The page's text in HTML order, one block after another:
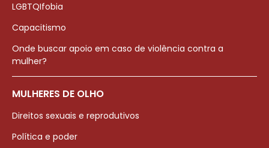
LGBTQIfobia
Capacitismo
Onde buscar apoio em caso de violência contra a
mulher?
MULHERES DE OLHO
Direitos sexuais e reprodutivos
Política e poder